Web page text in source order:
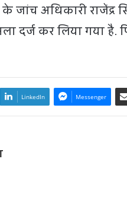
जांच अधिकारी राजेंद्र
दर्ज कर लिया गया है.
LinkedIn Messenger